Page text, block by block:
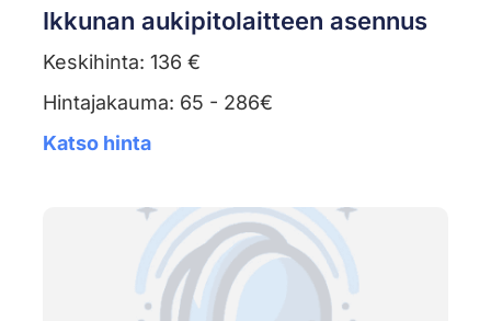
Ikkunan aukipitolaitteen asennus
Keskihinta: 136 €
Hintajakauma: 65 - 286€
Katso hinta